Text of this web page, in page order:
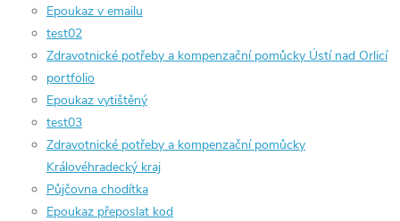
Epoukaz v emailu
test02
Zdravotnické potřeby a kompenzační pomůcky Ústí nad Orlicí
portfolio
Epoukaz vytištěný
test03
Zdravotnické potřeby a kompenzační pomůcky
Královéhradecký kraj
Půjčovna chodítka
Epoukaz přeposlat kod